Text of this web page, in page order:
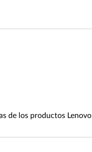
de los productos Lenovo